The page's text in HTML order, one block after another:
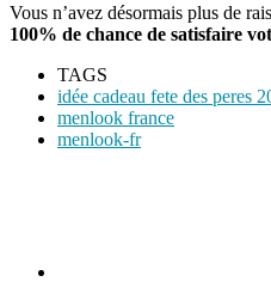
Vous n’avez désormais plus de
100% de chance de satisfaire
TAGS
idée cadeau fete des peres
menlook france
menlook-fr